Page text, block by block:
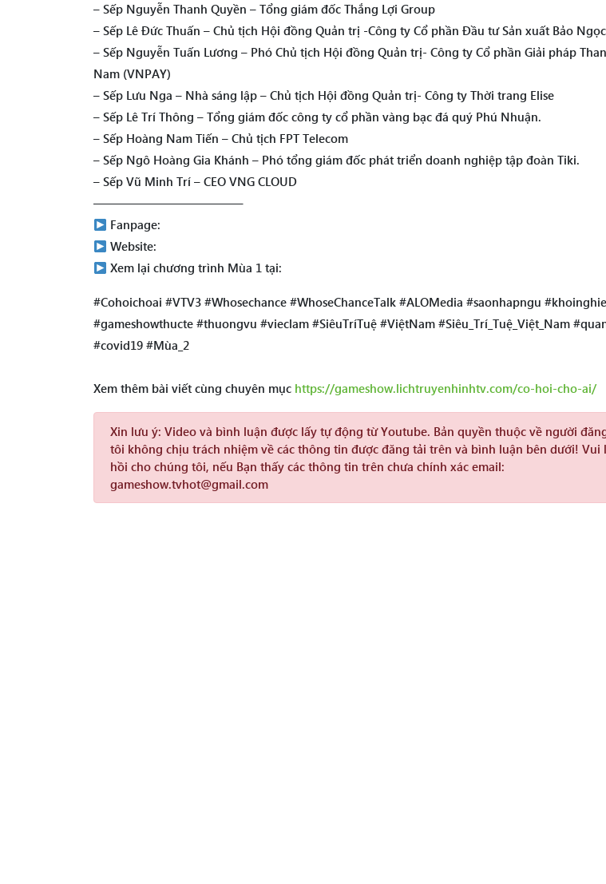
– Sếp Nguyễn Thanh Quyền – Tổng giám đốc Thắng Lợi Group
– Sếp Lê Đức Thuấn – Chủ tịch Hội đồng Quản trị -Công ty Cổ phần Đầu tư Sản xuất Bảo Ngọc
– Sếp Nguyễn Tuấn Lương – Phó Chủ tịch Hội đồng Quản trị- Công ty Cổ phần Giải pháp
Nam (VNPAY)
– Sếp Lưu Nga – Nhà sáng lập – Chủ tịch Hội đồng Quản trị- Công ty Thời trang Elise
– Sếp Lê Trí Thông – Tổng giám đốc công ty cổ phần vàng bạc đá quý Phú Nhuận.
– Sếp Hoàng Nam Tiến – Chủ tịch FPT Telecom
– Sếp Ngô Hoàng Gia Khánh – Phó tổng giám đốc phát triển doanh nghiệp tập đoàn Tiki.
– Sếp Vũ Minh Trí – CEO VNG CLOUD
————————————–
Fanpage:
Website:
Xem lại chương trình Mùa 1 tại:
#Cohoichoai #VTV3 #Whosechance #WhoseChanceTalk #ALOMedia #saonhapngu
#gameshowthucte #thuongvu #vieclam #SiêuTríTuệ #ViệtNam #Siêu_Trí_Tuệ_Việt_Nam
#covid19 #Mùa_2
Xem thêm bài viết cùng chuyên mục https://gameshow.lichtruyenhinhtv.com/co-hoi-cho-ai/
Xin lưu ý: Video và bình luận được lấy tự động từ Youtube. Bản quyền thuộc về người
tôi không chịu trách nhiệm về các thông tin được đăng tải trên và bình luận bên dưới! Vui
hồi cho chúng tôi, nếu Bạn thấy các thông tin trên chưa chính xác email:
gameshow.tvhot@gmail.com